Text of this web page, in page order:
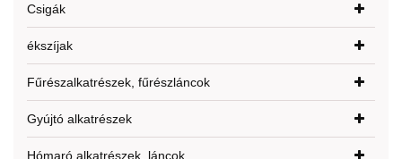
Csigák
ékszíjak
Fűrészalkatrészek, fűrészláncok
Gyújtó alkatrészek
Hómaró alkatrészek, láncok